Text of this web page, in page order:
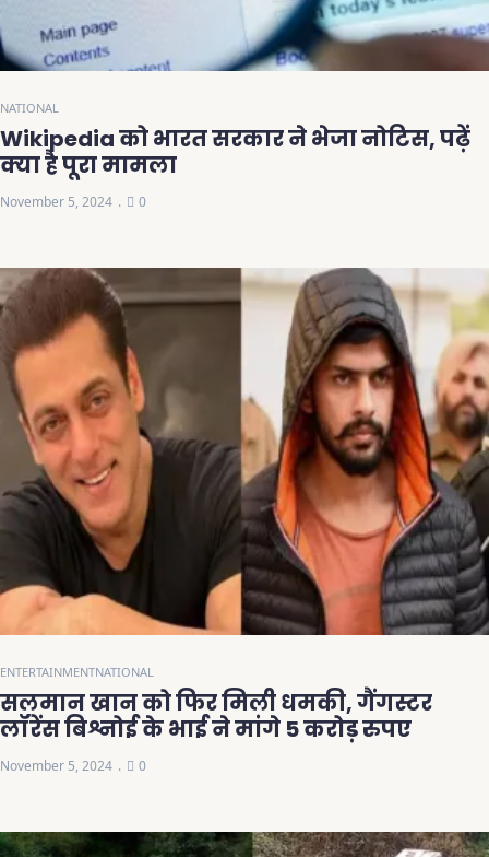
NATIONAL
Wikipedia को भारत सरकार ने भेजा नोटिस, पढ़ें
क्या है पूरा मामला
November 5, 2024 0
ENTERTAINMENTNATIONAL
सलमान खान को फिर मिली धमकी, गैंगस्टर
लॉरेंस बिश्नोई के भाई ने मांगे 5 करोड़ रुपए
November 5, 2024 0